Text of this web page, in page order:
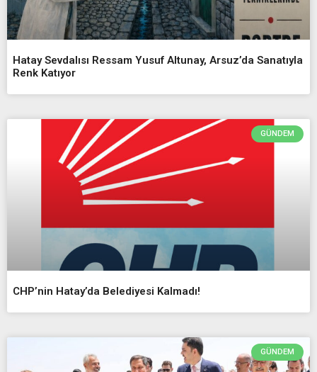
Hatay Sevdalısı Ressam Yusuf Altunay, Arsuz’da Sanatıyla
Renk Katıyor
GÜNDEM
CHP’nin Hatay’da Belediyesi Kalmadı!
GÜNDEM